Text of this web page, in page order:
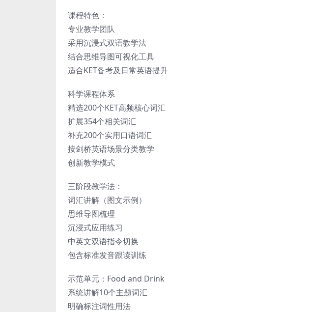
课程特色：
专业教学团队
采用沉浸式双语教学法
结合思维导图可视化工具
适合KET备考及日常英语提升
科学课程体系
精选200个KET高频核心词汇
扩展354个相关词汇
补充200个实用口语词汇
按剑桥英语场景分类教学
创新教学模式
三阶段教学法：
词汇讲解（图文示例）
思维导图梳理
沉浸式应用练习
中英文双语指令切换
包含标准发音跟读训练
示范单元：Food and Drink
系统讲解10个主题词汇
明确标注词性用法